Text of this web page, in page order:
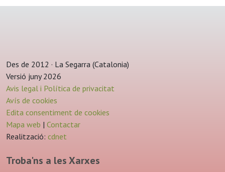
Des de 2012 · La Segarra (Catalonia)
Versió juny 2026
Avis legal i Política de privacitat
Avís de cookies
Edita consentiment de cookies
Mapa web | Contactar
Realització: cdnet
Troba'ns a les Xarxes